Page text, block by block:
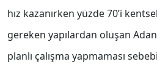
hız kazanırken yüzde 70’i
gereken yapılardan oluşan
planlı çalışma yapmaması